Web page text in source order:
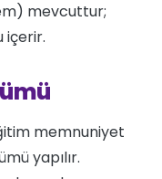
mevcuttur;
içerir.
memnuniyet
yapılır.